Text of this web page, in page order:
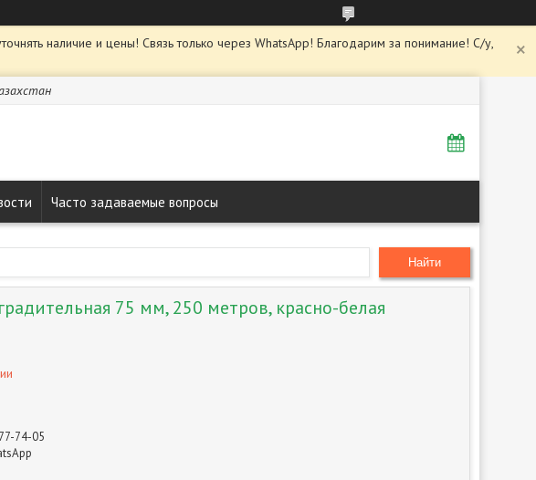
наличие и цены! Связь только через WhatsApp! Благодарим за понимание! С/у,
Часто задаваемые вопросы
Найти
75 мм, 250 метров, красно-белая
74-05